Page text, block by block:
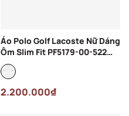
Áo Polo Golf Lacoste Nữ Dáng
Ôm Slim Fit PF5179-00-522
Màu Trắng
2.200.000₫